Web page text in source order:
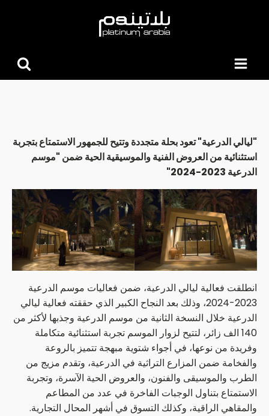
البحث
"ليالي الدرعية" تعود بحلة متجددة وتتيح للجمهور الاستمتاع بتجربة
استثنائية من العروض الفنية والموسيقية الحية ضمن "موسم
الدرعية 2023-2024"
انطلقت فعالية ليالي الدرعية، ضمن فعاليات موسم الدرعية
2023-2024، وذلك بعد النجاح الكبير الذي حققته فعالية ليالي
الدرعية خلال النسخة الثانية من موسم الدرعية وجذبها لأكثر من
140 الف زائر، لتتيح لزوار الموسم تجربة استثنائية متكاملة
وفريدة من نوعها، في أجواء شتوية مبهجة تتميز بالروعة
والفخامة ضمن المزارع التراثية في الدرعية، وتقدم مزيج من
الطرب والموسيقى والفنون، والعروض الحية الآسرة، وتجربة
الاستمتاع بتناول الوجبات الفاخرة في عدد من المطاعم
والمقاهي الراقية، وكذلك التسوق في أشهر المحال التجارية.